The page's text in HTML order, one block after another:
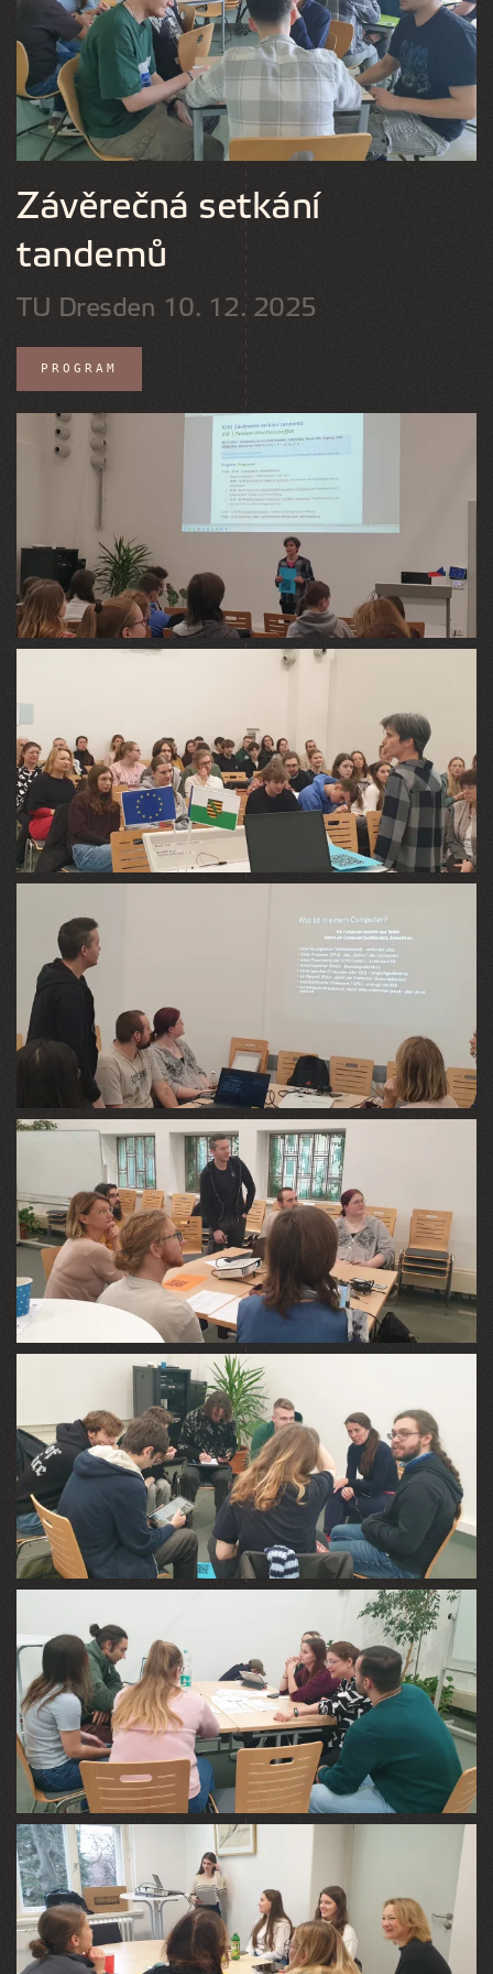
VIEW
Závěrečná setkání
tandemů
TU Dresden 10. 12. 2025
PROGRAM
VIEW
VIEW
VIEW
VIEW
VIEW
VIEW